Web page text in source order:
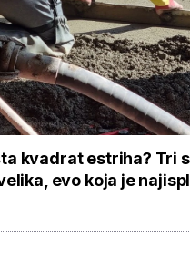
kvadrat estriha? Tri
evo koja je